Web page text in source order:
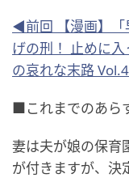
◀前回 【漫画】「
げの刑！ 止めに
の哀れな末路
■これまでのあら
妻は夫が娘の保育
が付きますが、決